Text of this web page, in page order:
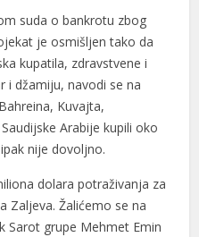
suda o bankrotu zbog
je osmišljen tako da
kupatila, zdravstvene i
i džamiju, navodi se na
Kuvajta,
Arabije kupili oko
nije dovoljno.
dolara potraživanja za
Zaljeva. Žalićemo se na
Sarot grupe Mehmet Emin